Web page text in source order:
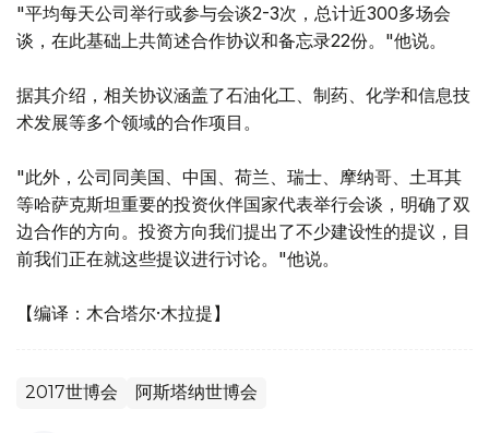
"平均每天公司举行或参与会谈2-3次，总计近300多场会
谈，在此基础上共简述合作协议和备忘录22份。"他说。
据其介绍，相关协议涵盖了石油化工、制药、化学和信息技
术发展等多个领域的合作项目。
"此外，公司同美国、中国、荷兰、瑞士、摩纳哥、土耳其
等哈萨克斯坦重要的投资伙伴国家代表举行会谈，明确了双
边合作的方向。投资方向我们提出了不少建设性的提议，目
前我们正在就这些提议进行讨论。"他说。
【编译：木合塔尔·木拉提】
2017世博会 阿斯塔纳世博会